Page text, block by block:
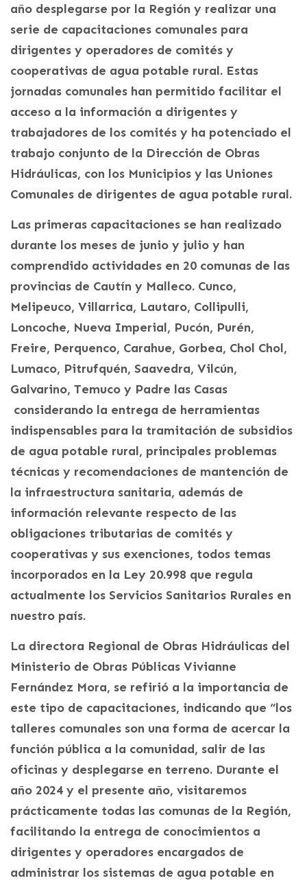
año desplegarse por la Región y realizar una
serie de capacitaciones comunales para
dirigentes y operadores de comités y
cooperativas de agua potable rural. Estas
jornadas comunales han permitido facilitar el
acceso a la información a dirigentes y
trabajadores de los comités y ha potenciado el
trabajo conjunto de la Dirección de Obras
Hidráulicas, con los Municipios y las Uniones
Comunales de dirigentes de agua potable rural.
Las primeras capacitaciones se han realizado
durante los meses de junio y julio y han
comprendido actividades en 20 comunas de las
provincias de Cautín y Malleco. Cunco,
Melipeuco, Villarrica, Lautaro, Collipulli,
Loncoche, Nueva Imperial, Pucón, Purén,
Freire, Perquenco, Carahue, Gorbea, Chol Chol,
Lumaco, Pitrufquén, Saavedra, Vilcún,
Galvarino, Temuco y Padre las Casas
considerando la entrega de herramientas
indispensables para la tramitación de subsidios
de agua potable rural, principales problemas
técnicas y recomendaciones de mantención de
la infraestructura sanitaria, además de
información relevante respecto de las
obligaciones tributarias de comités y
cooperativas y sus exenciones, todos temas
incorporados en la Ley 20.998 que regula
actualmente los Servicios Sanitarios Rurales en
nuestro país.
La directora Regional de Obras Hidráulicas del
Ministerio de Obras Públicas Vivianne
Fernández Mora, se refirió a la importancia de
este tipo de capacitaciones, indicando que “los
talleres comunales son una forma de acercar la
función pública a la comunidad, salir de las
oficinas y desplegarse en terreno. Durante el
año 2024 y el presente año, visitaremos
prácticamente todas las comunas de la Región,
facilitando la entrega de conocimientos a
dirigentes y operadores encargados de
administrar los sistemas de agua potable en